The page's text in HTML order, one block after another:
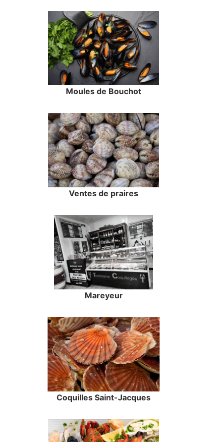
Moules de Bouchot
Ventes de praires
Mareyeur
Coquilles Saint-Jacques